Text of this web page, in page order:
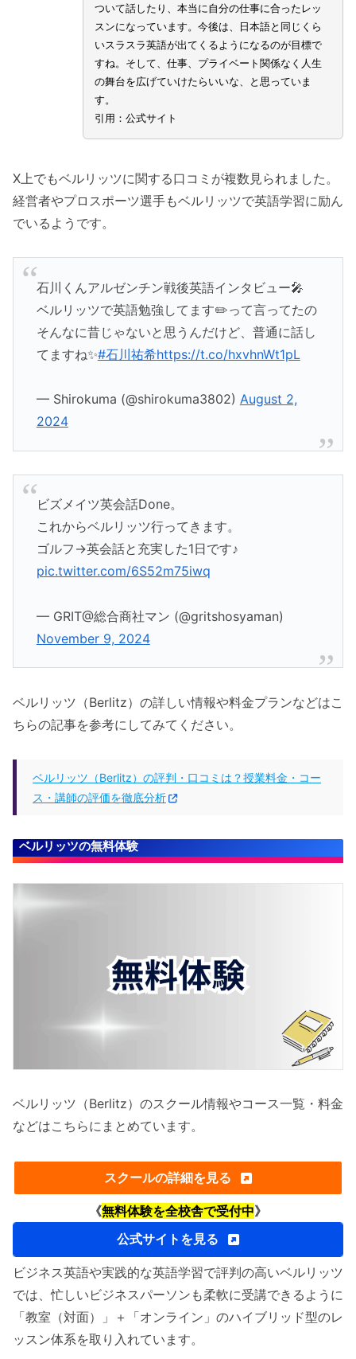
ついて話したり、本当に自分の仕事に合ったレッ
スンになっています。今後は、日本語と同じくら
いスラスラ英語が出てくるようになるのが目標で
すね。そして、仕事、プライベート関係なく人生
の舞台を広げていけたらいいな、と思っていま
す。
引用：公式サイト
X上でもベルリッツに関する口コミが複数見られました。
経営者やプロスポーツ選手もベルリッツで英語学習に励ん
でいるようです。
石川くんアルゼンチン戦後英語インタビュー🎤
ベルリッツで英語勉強してます✏️って言ってたの
そんなに昔じゃないと思うんだけど、普通に話し
てますね✨#石川祐希https://t.co/hxvhnWt1pL
— Shirokuma (@shirokuma3802) August 2,
2024
ビズメイツ英会話Done。
これからベルリッツ行ってきます。
ゴルフ→英会話と充実した1日です♪
pic.twitter.com/6S52m75iwq
— GRIT@総合商社マン (@gritshosyaman)
November 9, 2024
ベルリッツ（Berlitz）の詳しい情報や料金プランなどはこ
ちらの記事を参考にしてみてください。
ベルリッツ（Berlitz）の評判・口コミは？授業料金・コー
ス・講師の評価を徹底分析
ベルリッツの無料体験
ベルリッツ（Berlitz）のスクール情報やコース一覧・料金
などはこちらにまとめています。
スクールの詳細を見る
《無料体験を全校舎で受付中》
公式サイトを見る
ビジネス英語や実践的な英語学習で評判の高いベルリッツ
では、忙しいビジネスパーソンも柔軟に受講できるように
「教室（対面）」＋「オンライン」のハイブリッド型のレ
ッスン体系を取り入れています。